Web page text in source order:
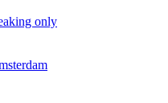
only